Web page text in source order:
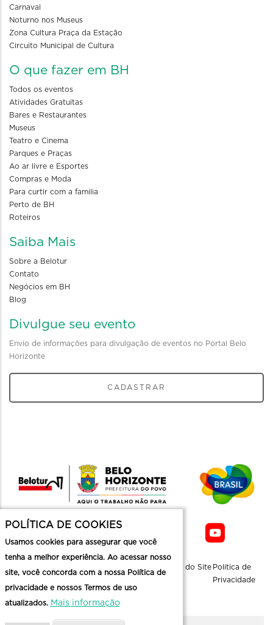
Carnaval
Noturno nos Museus
Zona Cultura Praça da Estação
Circuito Municipal de Cultura
O que fazer em BH
Todos os eventos
Atividades Gratuitas
Bares e Restaurantes
Museus
Teatro e Cinema
Parques e Praças
Ao ar livre e Esportes
Compras e Moda
Para curtir com a familia
Perto de BH
Roteiros
Saiba Mais
Sobre a Belotur
Contato
Negócios em BH
Blog
Divulgue seu evento
Envio de informações para divulgação de eventos no Portal Belo
Horizonte
CADASTRAR
Mapa do Site Politica de
Privacidade
POLÍTICA DE COOKIES
Usamos cookies para assegurar que você
tenha a melhor experiência. Ao acessar nosso
site, você concorda com a nossa Política de
privacidade e nossos Termos de uso
atualizados. Mais informação